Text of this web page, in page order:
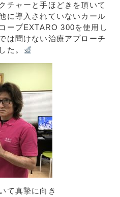
チャーと手ほどきを頂いて
に導入されていないカール
ープEXTARO 300を使用し
は聞けない治療アプローチ
た。
て真摯に向き